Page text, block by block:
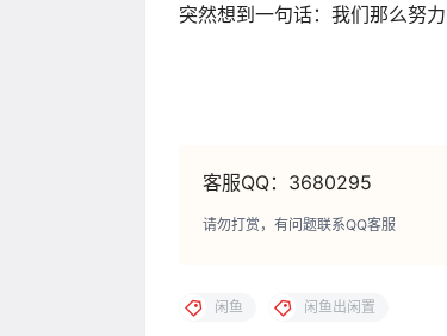
突然想到一句话：我们那么努
客服QQ：3680295
请勿打赏，有问题联系QQ客服
闲鱼 闲鱼出闲置